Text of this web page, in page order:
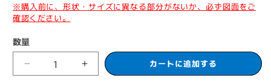
価
格
※購入前に、形状・サイズに異なる部分がないか、必ず図面をご
確認ください。
数量
ニ
カートに追加する